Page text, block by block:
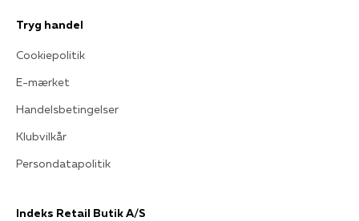
Tryg handel
Cookiepolitik
E-mærket
Handelsbetingelser
Klubvilkår
Persondatapolitik
Indeks Retail Butik A/S